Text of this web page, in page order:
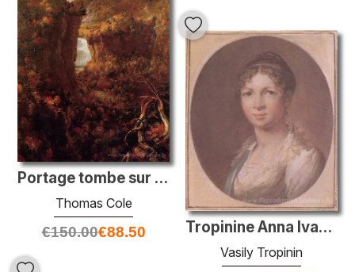
Portage tombe sur le Genesee
Thomas Cole
€150.00€88.50 Tropinine Anna Ivanovna
Vasily Tropinin